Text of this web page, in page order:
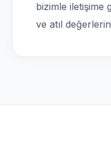
bizimle iletişime
ve atıl